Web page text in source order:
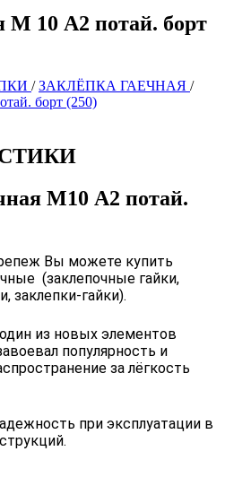
М 10 А2 потай. борт
/ЗАКЛЁПКА ГАЕЧНАЯ /
борт (250)
М10 А2 потай.
Вы можете купить
(заклепочные гайки,
заклепки-гайки).
из новых элементов
популярность и
за лёгкость
при эксплуатации в